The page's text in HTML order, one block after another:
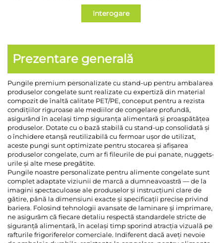
Interogare
Prezentare generală
Pungile premium personalizate cu stand-up pentru ambalarea
produselor congelate sunt realizate cu expertiză din material
compozit de înaltă calitate PET/PE, conceput pentru a rezista
condițiilor riguroase ale mediilor de congelare profundă,
asigurând în același timp siguranța alimentară și proaspătățea
produselor. Dotate cu o bază stabilă cu stand-up consolidată și
o închidere etanșă reutilizabilă cu fermoar ușor de utilizat,
aceste pungi sunt optimizate pentru stocarea și afișarea
produselor congelate, cum ar fi fileurile de pui panate, nuggets-
urile și alte mese pregătite.
Pungile noastre personalizate pentru alimente congelate sunt
complet adaptate viziunii de marcă a dumneavoastră — de la
imagini spectaculoase ale produselor și instrucțiuni clare de
gătire, până la dimensiuni exacte și specificații precise privind
bariera. Folosind tehnologii avansate de laminare și imprimare,
ne asigurăm că fiecare detaliu respectă standardele stricte de
siguranță alimentară, în același timp sporind atracția vizuală pe
rafturile frigoriferelor comerciale. Indiferent dacă aveți nevoie